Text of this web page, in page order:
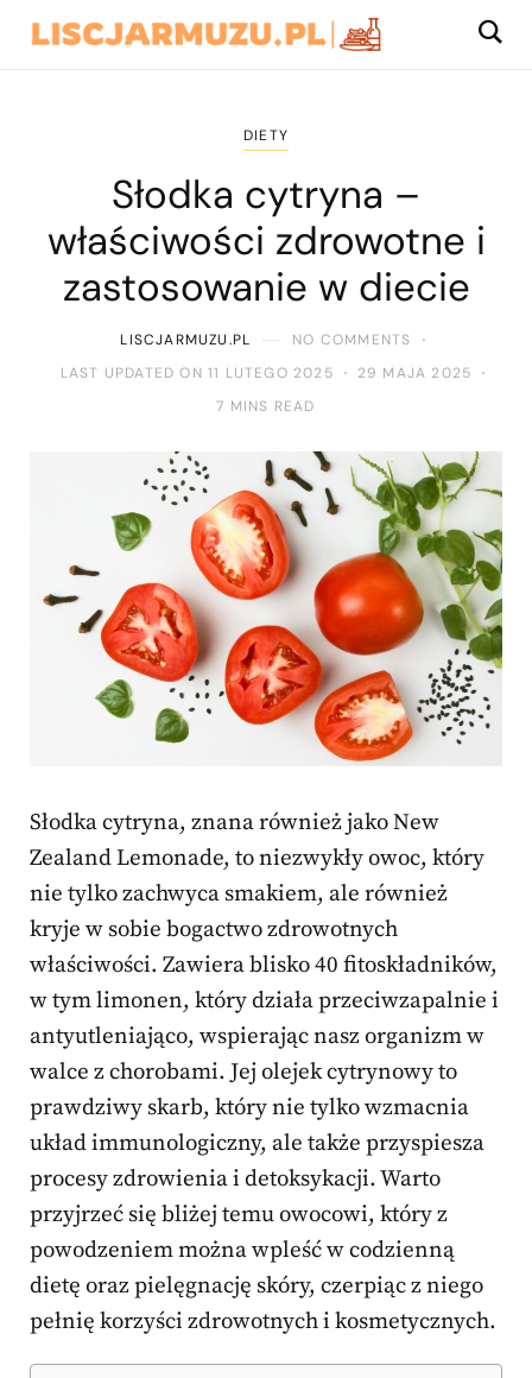
DIETY
Słodka cytryna –
właściwości zdrowotne i
zastosowanie w diecie
LISCJARMUZU.PL
NO COMMENTS
LAST UPDATED ON 11 LUTEGO 2025
29 MAJA 2025
7 MINS READ
Słodka cytryna, znana również jako New
Zealand Lemonade, to niezwykły owoc, który
nie tylko zachwyca smakiem, ale również
kryje w sobie bogactwo zdrowotnych
właściwości. Zawiera blisko 40 fitoskładników,
w tym limonen, który działa przeciwzapalnie i
antyutleniająco, wspierając nasz organizm w
walce z chorobami. Jej olejek cytrynowy to
prawdziwy skarb, który nie tylko wzmacnia
układ immunologiczny, ale także przyspiesza
procesy zdrowienia i detoksykacji. Warto
przyjrzeć się bliżej temu owocowi, który z
powodzeniem można wpleść w codzienną
dietę oraz pielęgnację skóry, czerpiąc z niego
pełnię korzyści zdrowotnych i kosmetycznych.